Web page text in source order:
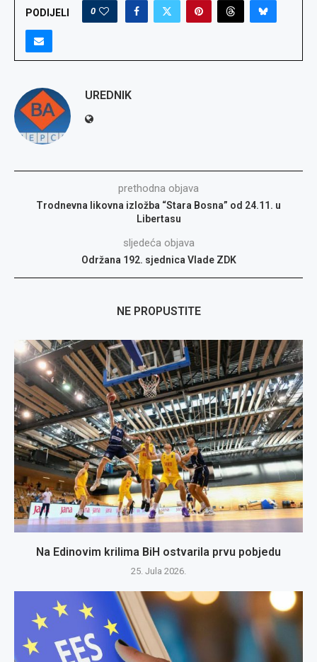
PODIJELI 0
UREDNIK
prethodna objava
Trodnevna likovna izložba “Stara Bosna” od 24.11. u
Libertasu
sljedeća objava
Održana 192. sjednica Vlade ZDK
NE PROPUSTITE
Na Edinovim krilima BiH ostvarila prvu pobjedu
25. Jula 2026.